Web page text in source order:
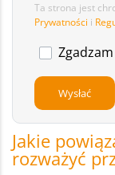
Ta strona jest
Prywatności i
Jakie
rozważyć